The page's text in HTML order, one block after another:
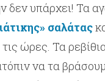
δεν υπάρχει! Τα
σαλάτας
τις ώρες. Τα
να τα